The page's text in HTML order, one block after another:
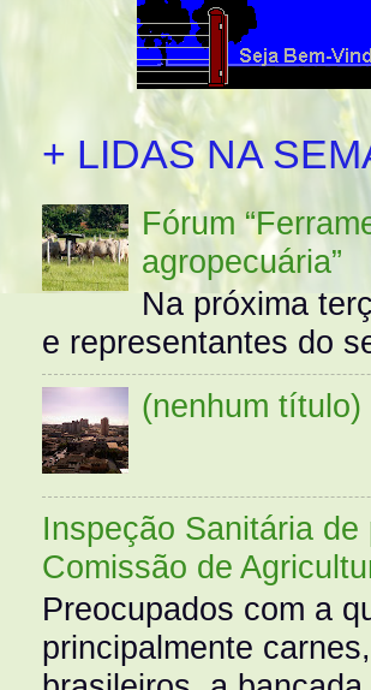
+ LIDAS NA
Fórum
agropecuária”
Na próxima
e representantes do
(nenhum título)
Inspeção Sanitária
Comissão de
Preocupados com a
principalmente